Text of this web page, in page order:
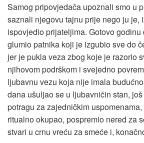
Samog pripovjedača upoznali smo u
saznali njegovu tajnu prije nego ju je,
ispovjedio prijateljima. Gotovo godinu
glumio patnika koji je izgubio sve do
jer je pukla veza zbog koje je razorio
njihovom podrškom i svejedno
ljubavnu vezu koja nije imala
dana ušuljao se u ljubavničin stan,
potragu za zajedničkim
ritualno okupao, pospremio nered za
stvari u crnu vreću za smeće i,